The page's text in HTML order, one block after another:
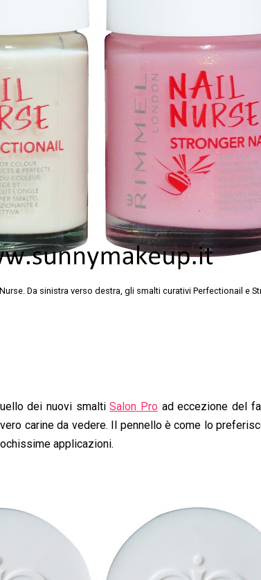
Da sinistra verso destra, gli smalti curativi Perfectionail e
dei nuovi smaltiSalon Pro ad eccezione del
carine da vedere. Il pennello è come lo
applicazioni.